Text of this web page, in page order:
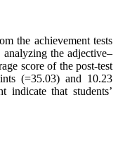
the achievement tests
the adjective–
score of the post-test
(=35.03) and 10.23
indicate that students’